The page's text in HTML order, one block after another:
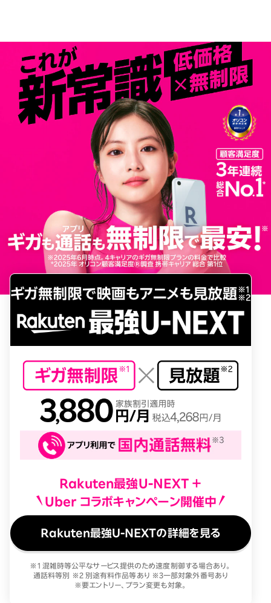
Rakuten最強U-NEXT ＋
Uber コラボキャンペーン開催中
Rakuten最強U-NEXTの詳細を見る
※1 混雑時等公平なサービス提供のため速度制御する場合あり。
通話料等別 ※2 別途有料作品等あり ※3一部対象外番号あり
※要エントリー、プラン変更も対象。